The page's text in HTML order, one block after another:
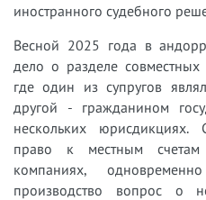
иностранного судебного
Весной 2025 года в
дело о разделе
где один из супругов
другой - гражданином
нескольких
право к местным
компаниях,
производство вопрос о